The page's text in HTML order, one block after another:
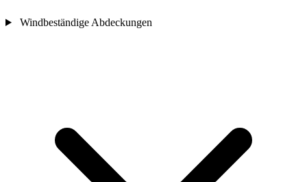
Windbeständige Abdeckungen